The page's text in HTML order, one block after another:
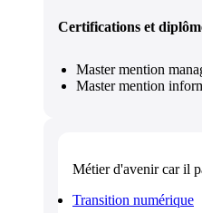
Certifications et
Master mention
Master mention
Métier d'avenircar il
Transition numérique